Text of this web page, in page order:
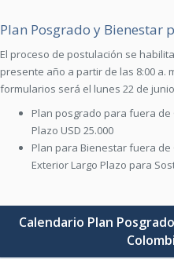
Plan Posgrado y Bienestar
El proceso de postulación se
presente año a partir de las 8:00 a.
formularios será el lunes 22 de junio
Plan posgrado para fuera de
Plazo USD 25.000
Plan para Bienestar fuera
Exterior Largo Plazo para
Calendario Plan